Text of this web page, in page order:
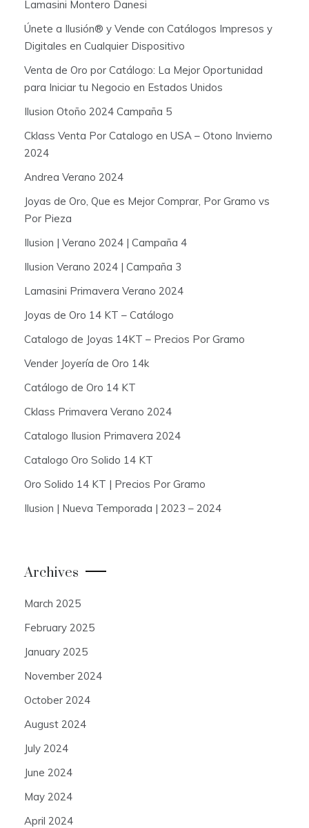
Lamasini Montero Danesi
Únete a Ilusión® y Vende con Catálogos Impresos y
Digitales en Cualquier Dispositivo
Venta de Oro por Catálogo: La Mejor Oportunidad
para Iniciar tu Negocio en Estados Unidos
Ilusion Otoño 2024 Campaña 5
Cklass Venta Por Catalogo en USA – Otono Invierno
2024
Andrea Verano 2024
Joyas de Oro, Que es Mejor Comprar, Por Gramo vs
Por Pieza
Ilusion | Verano 2024 | Campaña 4
Ilusion Verano 2024 | Campaña 3
Lamasini Primavera Verano 2024
Joyas de Oro 14 KT – Catálogo
Catalogo de Joyas 14KT – Precios Por Gramo
Vender Joyería de Oro 14k
Catálogo de Oro 14 KT
Cklass Primavera Verano 2024
Catalogo Ilusion Primavera 2024
Catalogo Oro Solido 14 KT
Oro Solido 14 KT | Precios Por Gramo
Ilusion | Nueva Temporada | 2023 – 2024
Archives
March 2025
February 2025
January 2025
November 2024
October 2024
August 2024
July 2024
June 2024
May 2024
April 2024